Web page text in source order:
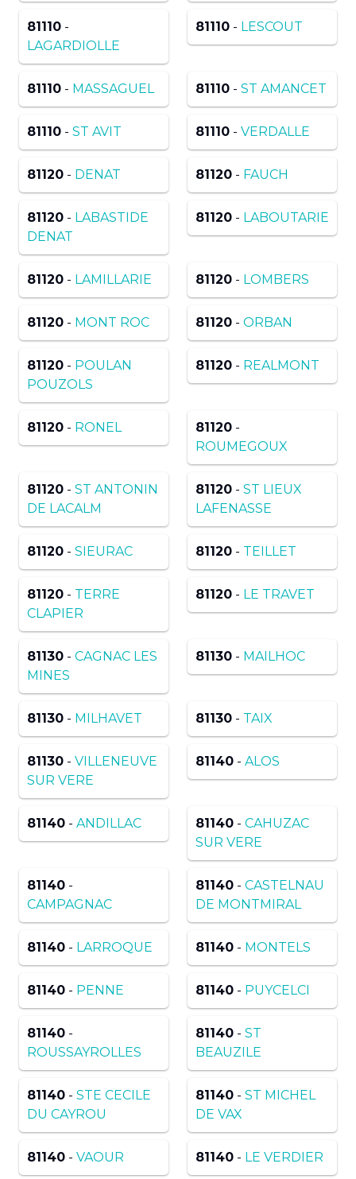
81110 -
LAGARDIOLLE
81110 - LESCOUT
81110 - MASSAGUEL 81110 - ST AMANCET
81110 - ST AVIT 81110 - VERDALLE
81120 - DENAT 81120 - FAUCH
81120 - LABASTIDE
DENAT
81120 - LABOUTARIE
81120 - LAMILLARIE 81120 - LOMBERS
81120 - MONT ROC 81120 - ORBAN
81120 - POULAN
POUZOLS
81120 - REALMONT
81120 - RONEL 81120 -
ROUMEGOUX
81120 - ST ANTONIN
DE LACALM
81120 - ST LIEUX
LAFENASSE
81120 - SIEURAC 81120 - TEILLET
81120 - TERRE
CLAPIER
81120 - LE TRAVET
81130 - CAGNAC LES
MINES
81130 - MAILHOC
81130 - MILHAVET 81130 - TAIX
81130 - VILLENEUVE
SUR VERE
81140 - ALOS
81140 - ANDILLAC 81140 - CAHUZAC
SUR VERE
81140 -
CAMPAGNAC
81140 - CASTELNAU
DE MONTMIRAL
81140 - LARROQUE 81140 - MONTELS
81140 - PENNE 81140 - PUYCELCI
81140 -
ROUSSAYROLLES
81140 - ST
BEAUZILE
81140 - STE CECILE
DU CAYROU
81140 - ST MICHEL
DE VAX
81140 - VAOUR 81140 - LE VERDIER